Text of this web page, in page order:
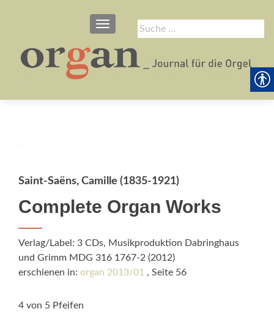
Suche
nach:
SCHALTE NAVIGATION
Saint-Saëns, Camille (1835-1921)
Complete Organ Works
Verlag/Label: 3 CDs, Musikproduktion Dabringhaus
und Grimm MDG 316 1767-2 (2012)
erschienen in: organ 2013/01 , Seite 56
4 von 5 Pfeifen